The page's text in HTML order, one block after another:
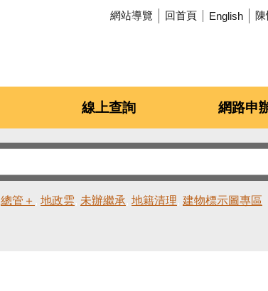
網站導覽 回首頁 English
線上查詢 網路申
總管＋ 地政雲 未辦繼承 地籍清理 建物標示圖專區